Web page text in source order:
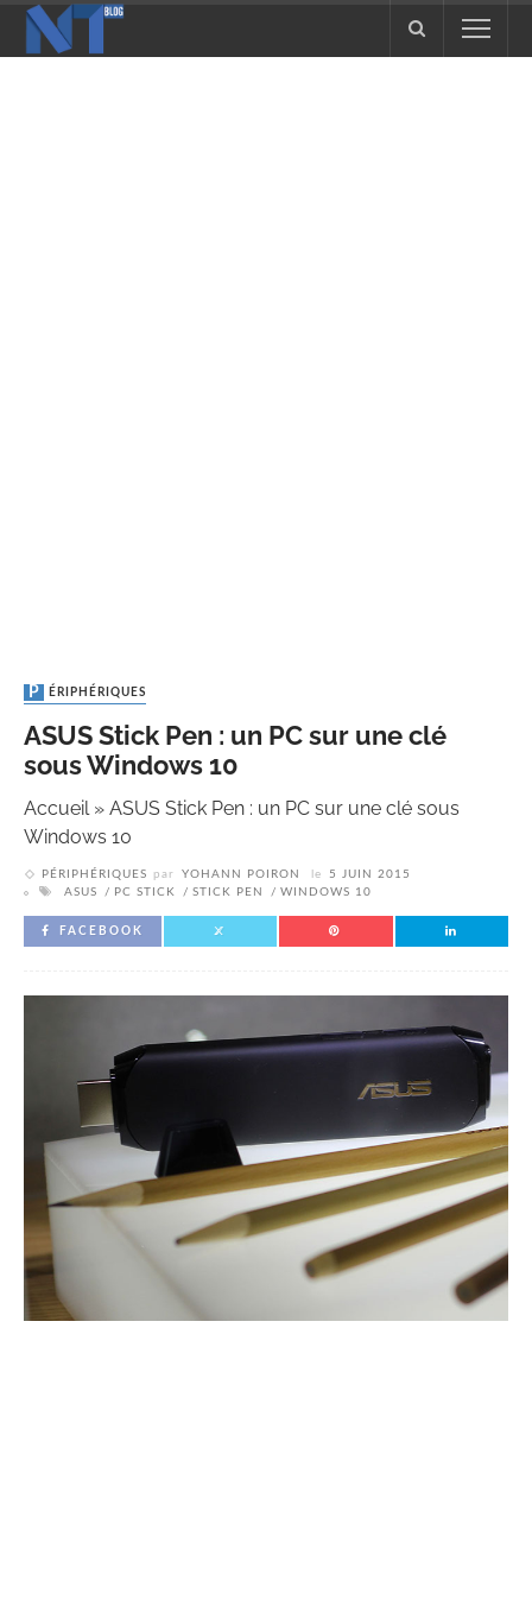
PÉRIPHÉRIQUES
ASUS Stick Pen : un PC sur une clé
sous Windows 10
Accueil» ASUS Stick Pen : un PC sur une clé sous
Windows 10
PÉRIPHÉRIQUES par YOHANN POIRON le
5 JUIN 2015
ASUS
PC STICK STICK PEN WINDOWS 10
FACEBOOK